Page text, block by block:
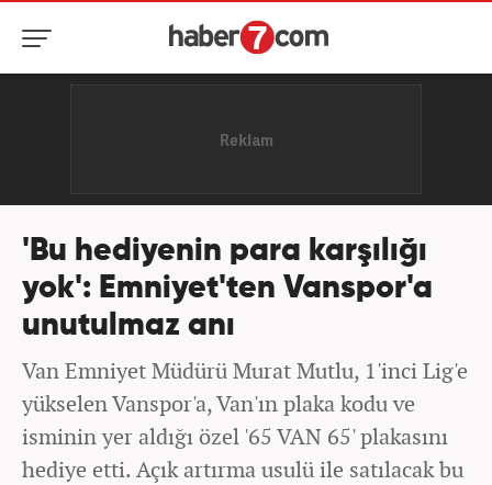
'Bu hediyenin para karşılığı
yok': Emniyet'ten Vanspor'a
unutulmaz anı
Van Emniyet Müdürü Murat Mutlu, 1'inci Lig'e
yükselen Vanspor'a, Van'ın plaka kodu ve
isminin yer aldığı özel '65 VAN 65' plakasını
hediye etti. Açık artırma usulü ile satılacak bu